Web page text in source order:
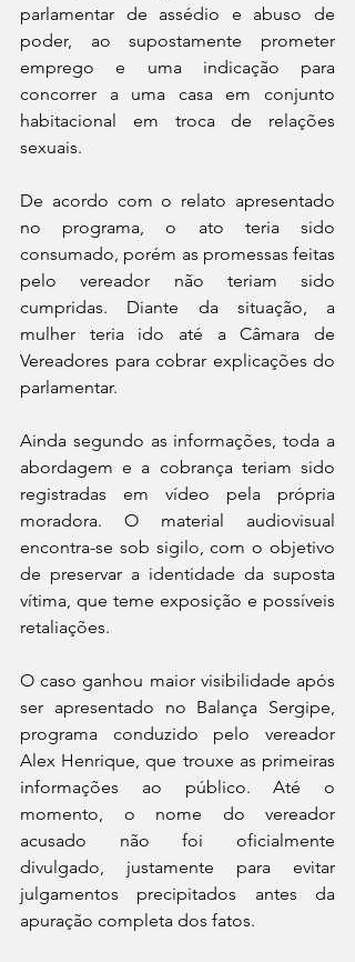
parlamentar de assédio e abuso de
poder, ao supostamente prometer
emprego e uma indicação para
concorrer a uma casa em conjunto
habitacional em troca de relações
sexuais.
De acordo com o relato apresentado
no programa, o ato teria sido
consumado, porém as promessas feitas
pelo vereador não teriam sido
cumpridas. Diante da situação, a
mulher teria ido até a Câmara de
Vereadores para cobrar explicações do
parlamentar.
Ainda segundo as informações, toda a
abordagem e a cobrança teriam sido
registradas em vídeo pela própria
moradora. O material audiovisual
encontra-se sob sigilo, com o objetivo
de preservar a identidade da suposta
vítima, que teme exposição e possíveis
retaliações.
O caso ganhou maior visibilidade após
ser apresentado no Balança Sergipe,
programa conduzido pelo vereador
Alex Henrique, que trouxe as primeiras
informações ao público. Até o
momento, o nome do vereador
acusado não foi oficialmente
divulgado, justamente para evitar
julgamentos precipitados antes da
apuração completa dos fatos.